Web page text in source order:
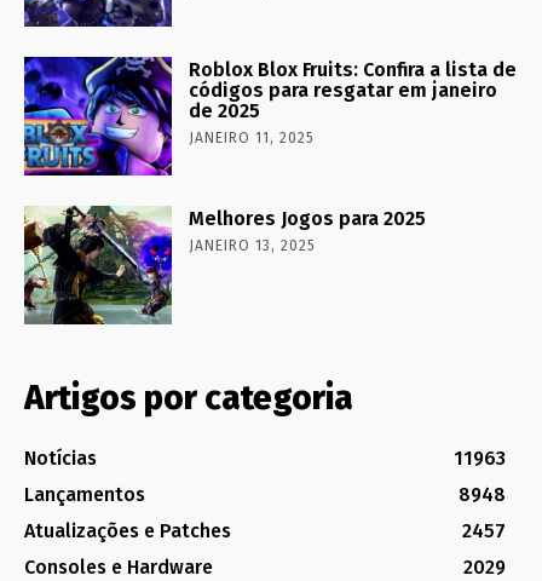
Roblox Blox Fruits: Confira a lista de
códigos para resgatar em janeiro
de 2025
JANEIRO 11, 2025
Melhores Jogos para 2025
JANEIRO 13, 2025
Artigos por categoria
Notícias
11963
Lançamentos
8948
Atualizações e Patches
2457
Consoles e Hardware
2029